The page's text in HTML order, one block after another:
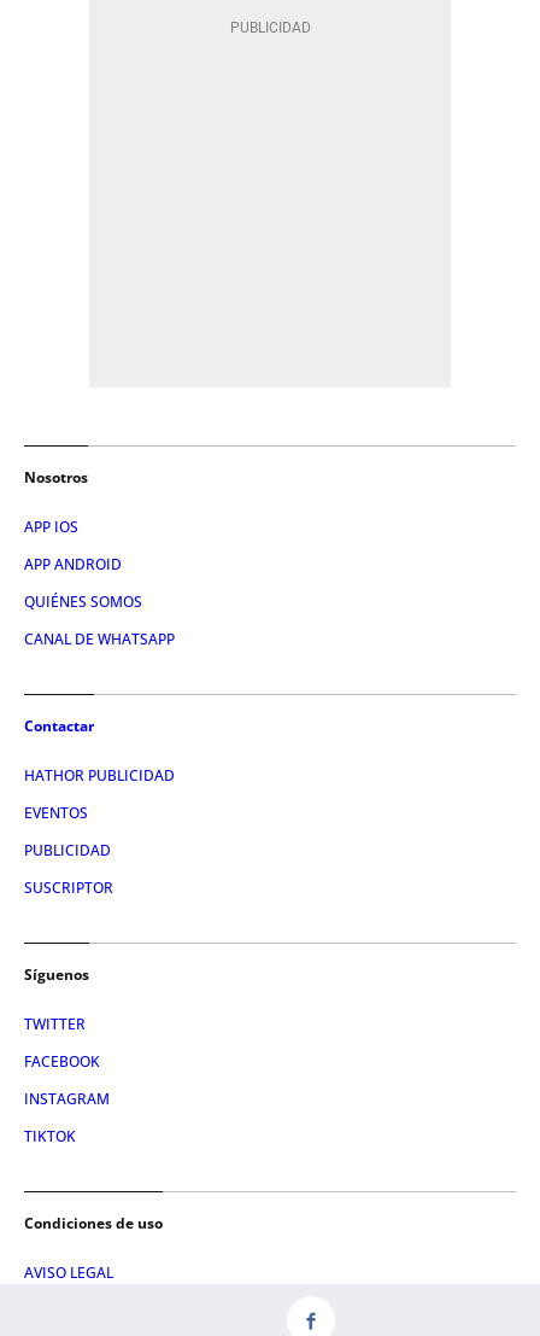
Nosotros
APP IOS
APP ANDROID
QUIÉNES SOMOS
CANAL DE WHATSAPP
Contactar
HATHOR PUBLICIDAD
EVENTOS
PUBLICIDAD
SUSCRIPTOR
Síguenos
TWITTER
FACEBOOK
INSTAGRAM
TIKTOK
Condiciones de uso
AVISO LEGAL